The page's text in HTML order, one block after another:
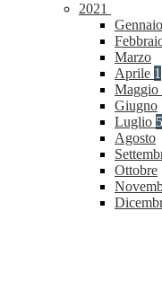
2021
Gennaio
Marzo
Aprile 1
Maggio
Giugno
Luglio 5
Agosto
Ottobre